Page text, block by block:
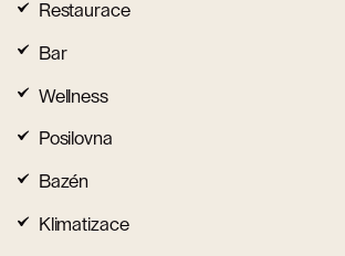
Restaurace
Bar
Wellness
Posilovna
Bazén
Klimatizace